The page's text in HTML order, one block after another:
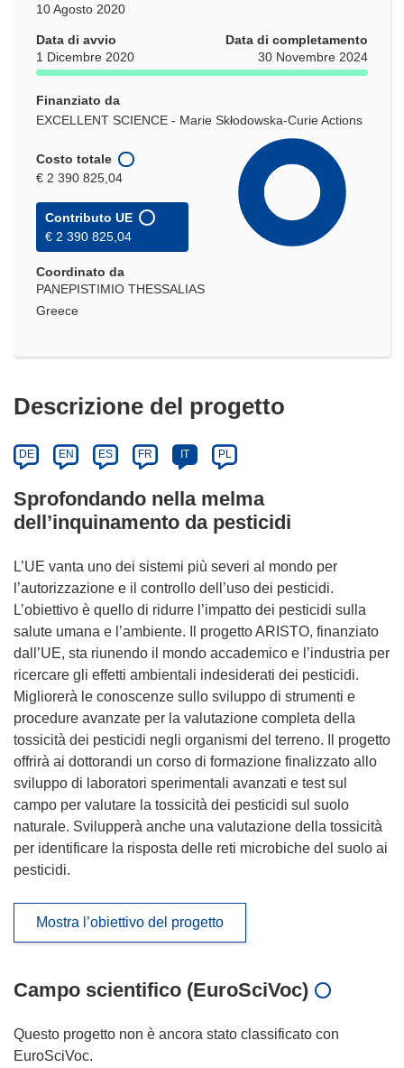
10 Agosto 2020
Data di avvio
1 Dicembre 2020
Data di completamento
30 Novembre 2024
Finanziato da
EXCELLENT SCIENCE - Marie Skłodowska-Curie Actions
Costo totale
€ 2 390 825,04
Contributo UE
€ 2 390 825,04
Coordinato da
PANEPISTIMIO THESSALIAS
Greece
Descrizione del progetto
DE EN ES FR IT PL
Sprofondando nella melma
dell’inquinamento da pesticidi
L’UE vanta uno dei sistemi più severi al mondo per
l’autorizzazione e il controllo dell’uso dei pesticidi.
L’obiettivo è quello di ridurre l’impatto dei pesticidi sulla
salute umana e l’ambiente. Il progetto ARISTO, finanziato
dall’UE, sta riunendo il mondo accademico e l’industria per
ricercare gli effetti ambientali indesiderati dei pesticidi.
Migliorerà le conoscenze sullo sviluppo di strumenti e
procedure avanzate per la valutazione completa della
tossicità dei pesticidi negli organismi del terreno. Il progetto
offrirà ai dottorandi un corso di formazione finalizzato allo
sviluppo di laboratori sperimentali avanzati e test sul
campo per valutare la tossicità dei pesticidi sul suolo
naturale. Svilupperà anche una valutazione della tossicità
per identificare la risposta delle reti microbiche del suolo ai
pesticidi.
Mostra l’obiettivo del progetto
Campo scientifico (EuroSciVoc)
Questo progetto non è ancora stato classificato con
EuroSciVoc.